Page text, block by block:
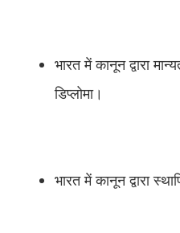
भारत में कानून द्वारा
डिप्लोमा।
भारत में कानून द्वारा